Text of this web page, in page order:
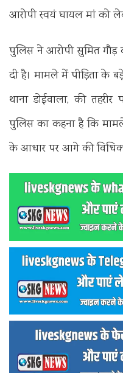
आरोपी स्वयं घायल मां को
पुलिस ने आरोपी सुमित
दी है। मामले में पीड़िता के बड़े
थाना डोईवाला, की
पुलिस का कहना है कि
के आधार पर आगे की विधिक